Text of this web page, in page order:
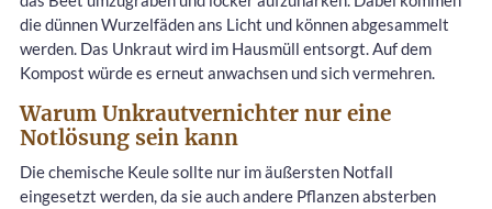
die dünnen Wurzelfäden ans Licht und können abgesammelt
werden. Das Unkraut wird im Hausmüll entsorgt. Auf dem
Kompost würde es erneut anwachsen und sich vermehren.
Warum Unkrautvernichter nur eine
Notlösung sein kann
Die chemische Keule sollte nur im äußersten Notfall
eingesetzt werden, da sie auch andere Pflanzen absterben